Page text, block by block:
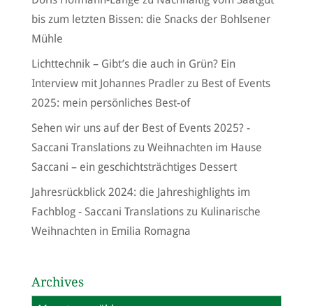
bis zum letzten Bissen: die Snacks der Bohlsener
Mühle
Lichttechnik – Gibt’s die auch in Grün? Ein
Interview mit Johannes Pradlerzu Best of Events
2025: mein persönliches Best-of
Sehen wir uns auf der Best of Events 2025? -
Saccani Translationszu Weihnachten im Hause
Saccani – ein geschichtsträchtiges Dessert
Jahresrückblick 2024: die Jahreshighlights im
Fachblog - Saccani Translationszu Kulinarische
Weihnachten in Emilia Romagna
Archives